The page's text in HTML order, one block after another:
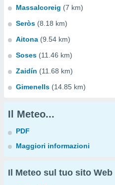
Massalcoreig (7 km)
Seròs (8.18 km)
Aitona (9.54 km)
Soses (11.46 km)
Zaidín (11.68 km)
Gimenells (14.85 km)
Il Meteo...
PDF
Maggiori informazioni
Il Meteo sul tuo sito Web